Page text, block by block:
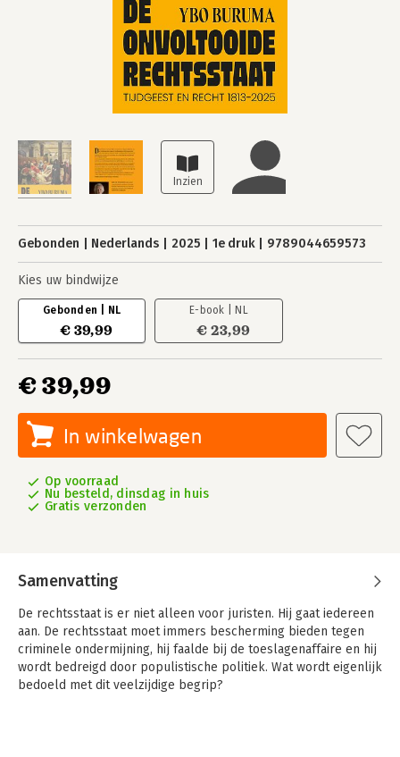
Gebonden Nederlands 2025 1e druk 9789044659573
Kies uw bindwijze
Gebonden | NL
€ 39,99
E-book | NL
€ 23,99
€ 39,99
In winkelwagen
Op voorraad
Nu besteld, dinsdag in huis
Gratis verzonden
Samenvatting
De rechtsstaat is er niet alleen voor juristen. Hij gaat iedereen
aan. De rechtsstaat moet immers bescherming bieden tegen
criminele ondermijning, hij faalde bij de toeslagenaffaire en hij
wordt bedreigd door populistische politiek. Wat wordt eigenlijk
bedoeld met dit veelzijdige begrip?